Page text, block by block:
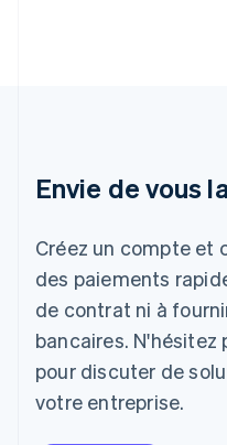
Envie de vous
Créez un compte et
des paiements
de contrat ni à
bancaires.
pour discuter de
votre entreprise.
English
Italie
Japon
日本語
Lettonie
English
Liechtenstein
DeutschEnglish
English